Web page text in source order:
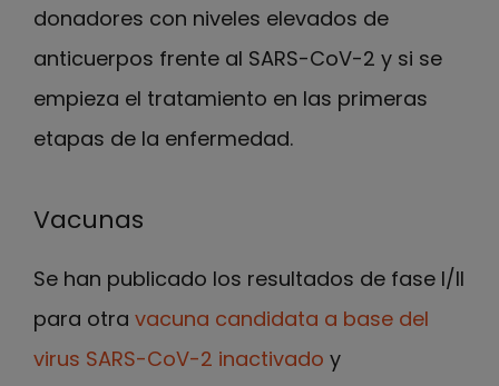
donadores con niveles elevados de
anticuerpos frente al SARS-CoV-2 y si se
empieza el tratamiento en las primeras
etapas de la enfermedad.
Vacunas
Se han publicado los resultados de fase I/II
para otra vacuna candidata a base del
virus SARS-CoV-2 inactivado y